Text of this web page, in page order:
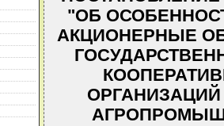
"ОБ
АКЦИОНЕРНЫЕ